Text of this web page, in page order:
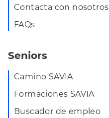
Contacta con nosotros
FAQs
Seniors
Camino SAVIA
Formaciones SAVIA
Buscador de empleo